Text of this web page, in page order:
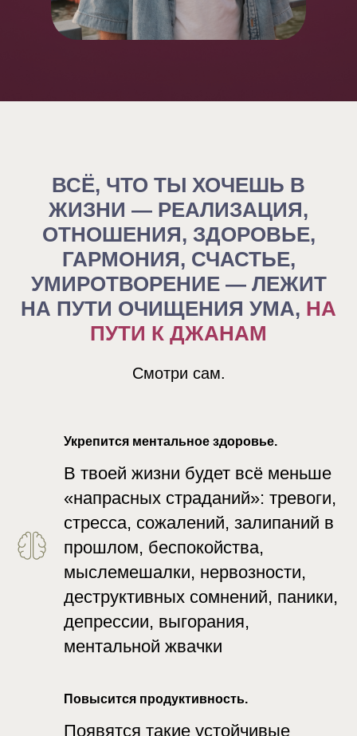
ВСЁ, ЧТО ТЫ ХОЧЕШЬ В
ЖИЗНИ — РЕАЛИЗАЦИЯ,
ОТНОШЕНИЯ, ЗДОРОВЬЕ,
ГАРМОНИЯ, СЧАСТЬЕ,
УМИРОТВОРЕНИЕ — ЛЕЖИТ
НА ПУТИ ОЧИЩЕНИЯ УМА, НА
ПУТИ К ДЖАНАМ
Смотри сам.
Укрепится ментальное здоровье.
В твоей жизни будет всё меньше
«напрасных страданий»: тревоги,
стресса, сожалений, залипаний в
прошлом, беспокойства,
мыслемешалки, нервозности,
деструктивных сомнений, паники,
депрессии, выгорания,
ментальной жвачки
Повысится продуктивность.
Появятся такие устойчивые